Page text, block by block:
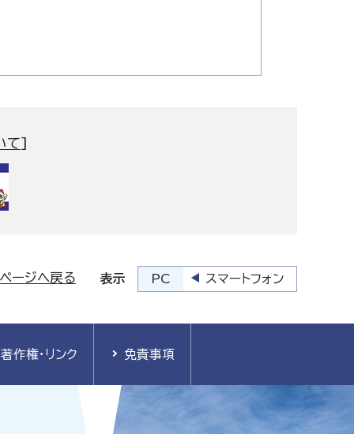
て]
ージへ戻る 表示 PC スマートフォン
著作権・リンク 免責事項